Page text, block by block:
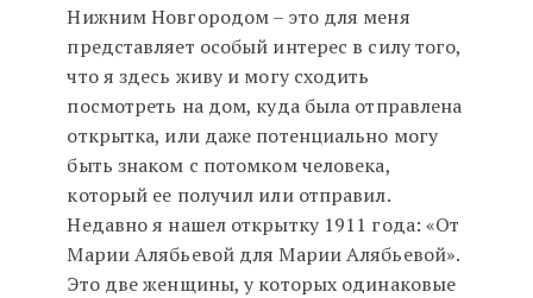
Нижним Новгородом – это для меня
представляет особый интерес в силу того,
что я здесь живу и могу сходить
посмотреть на дом, куда была отправлена
открытка, или даже потенциально могу
быть знаком с потомком человека,
который ее получил или отправил.
Недавно я нашел открытку 1911 года: «От
Марии Алябьевой для Марии Алябьевой».
Это две женщины, у которых одинаковые